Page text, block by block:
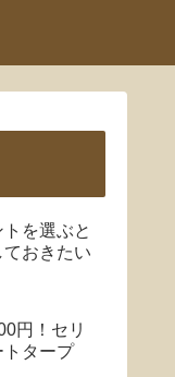
トを選ぶと
おきたい
円！セリ
トタープ